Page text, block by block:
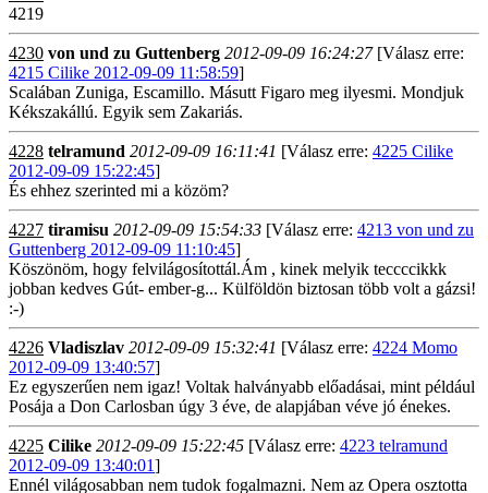
4219
4230 von und zu Guttenberg 2012-09-09 16:24:27[Válasz erre:
4215 Cilike 2012-09-09 11:58:59]
Scalában Zuniga, Escamillo. Másutt Figaro meg ilyesmi. Mondjuk
Kékszakállú. Egyik sem Zakariás.
4228 telramund 2012-09-09 16:11:41 [Válasz erre: 4225 Cilike
2012-09-09 15:22:45]
És ehhez szerinted mi a közöm?
4227 tiramisu 2012-09-09 15:54:33 [Válasz erre: 4213 von und zu
Guttenberg 2012-09-09 11:10:45]
Köszönöm, hogy felvilágosítottál.Ám , kinek melyik teccccikkk
jobban kedves Gút- ember-g... Külföldön biztosan több volt a gázsi!
:-)
4226 Vladiszlav 2012-09-09 15:32:41 [Válasz erre: 4224 Momo
2012-09-09 13:40:57]
Ez egyszerűen nem igaz! Voltak halványabb előadásai, mint például
Posája a Don Carlosban úgy 3 éve, de alapjában véve jó énekes.
4225 Cilike 2012-09-09 15:22:45 [Válasz erre: 4223 telramund
2012-09-09 13:40:01]
Ennél világosabban nem tudok fogalmazni. Nem az Opera osztotta